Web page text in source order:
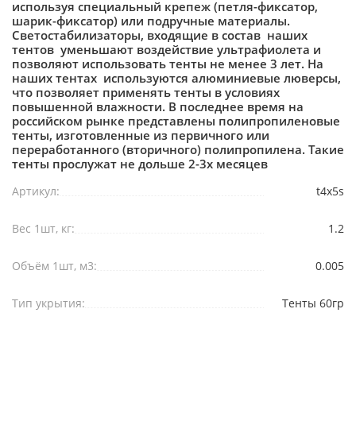
используя специальный крепеж (петля-фиксатор,
шарик-фиксатор) или подручные материалы.
Светостабилизаторы, входящие в состав наших
тентов уменьшают воздействие ультрафиолета и
позволяют использовать тенты не менее 3 лет. На
наших тентах используются алюминиевые люверсы,
что позволяет применять тенты в условиях
повышенной влажности. В последнее время на
российском рынке представлены полипропиленовые
тенты, изготовленные из первичного или
переработанного (вторичного) полипропилена. Такие
тенты прослужат не дольше 2-3х месяцев
Артикул: t4x5s
Вес 1шт, кг: 1.2
Объём 1шт, м3: 0.005
Тип укрытия: Тенты 60гр